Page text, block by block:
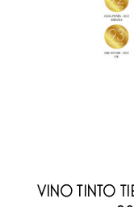
VINO TINTO